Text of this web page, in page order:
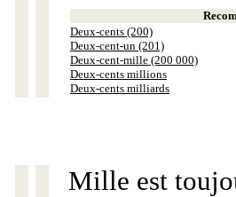
Deux-cents (200)
Deux-cent-un (201)
Deux-cent-mille (200 000)
Deux-cents millions
Deux-cents milliards
Mille est